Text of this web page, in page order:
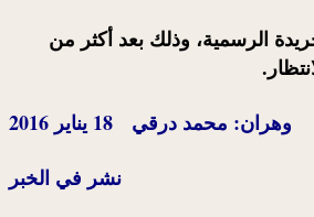
الرسمية، وذلك بعد أكثر من
وهران: محمد درقي 18 يناير 2016
نشر في الخبر